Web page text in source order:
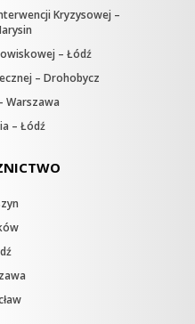
Kryzysowej –
– Łódź
– Drohobycz
Warszawa
– Łódź